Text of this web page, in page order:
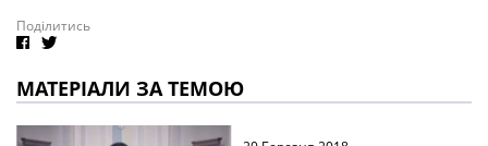
Поділитись
МАТЕРІАЛИ ЗА ТЕМОЮ